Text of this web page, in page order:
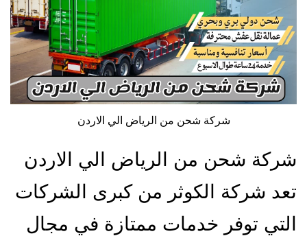
شركة شحن من الرياض الي الاردن
شركة شحن من الرياض الي الاردن
تعد شركة الكوثر من كبرى الشركات
التي توفر خدمات ممتازة في مجال